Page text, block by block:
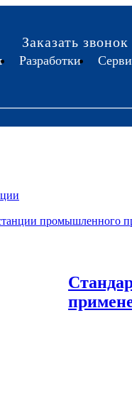
Заказать звонок
Разработки
промышленного